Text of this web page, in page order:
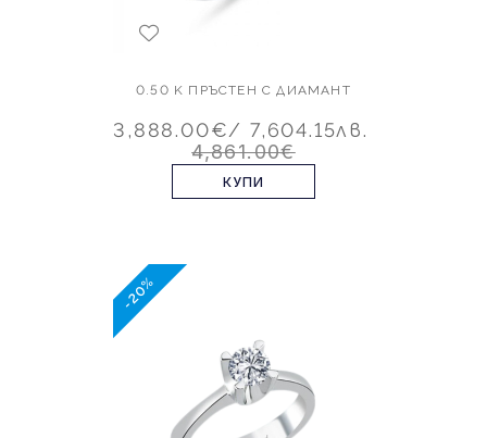
0.50 K ПРЪСТЕН С ДИАМАНТ
3,888.00€/ 7,604.15лв.
4,861.00€
КУПИ
-20%